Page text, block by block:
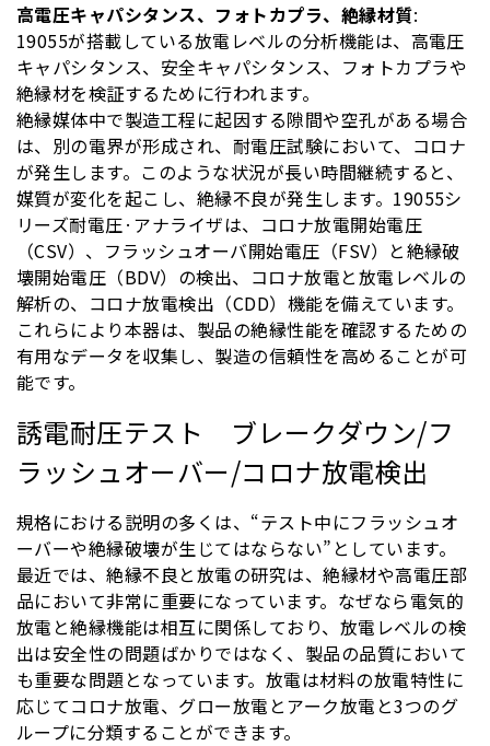
高電圧キャパシタンス、フォトカプラ、絶縁材質:
19055が搭載している放電レベルの分析機能は、高電圧
キャパシタンス、安全キャパシタンス、フォトカプラや
絶縁材を検証するために行われます。
絶縁媒体中で製造工程に起因する隙間や空孔がある場合
は、別の電界が形成され、耐電圧試験において、コロナ
が発生します。このような状況が長い時間継続すると、
媒質が変化を起こし、絶縁不良が発生します。19055シ
リーズ耐電圧·アナライザは、コロナ放電開始電圧
（CSV）、フラッシュオーバ開始電圧（FSV）と絶縁破
壊開始電圧（BDV）の検出、コロナ放電と放電レベルの
解析の、コロナ放電検出（CDD）機能を備えています。
これらにより本器は、製品の絶縁性能を確認するための
有用なデータを収集し、製造の信頼性を高めることが可
能です。
誘電耐圧テスト ブレークダウン/フ
ラッシュオーバー/コロナ放電検出
規格における説明の多くは、“テスト中にフラッシュオ
ーバーや絶縁破壊が生じてはならない”としています。
最近では、絶縁不良と放電の研究は、絶縁材や高電圧部
品において非常に重要になっています。なぜなら電気的
放電と絶縁機能は相互に関係しており、放電レベルの検
出は安全性の問題ばかりではなく、製品の品質において
も重要な問題となっています。放電は材料の放電特性に
応じてコロナ放電、グロー放電とアーク放電と3つのグ
ループに分類することができます。